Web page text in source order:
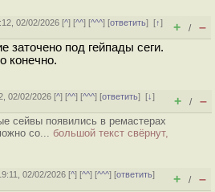
02/02/2026 [^] [^^] [^^^] [ответить][↑]
+ / –
заточено под гейпады сеги.
конечно.
02/02/2026 [^] [^^] [^^^] [ответить][↓]
+ / –
сейвы появились в ремастерах
со... большой текст свёрнут,
02/02/2026 [^] [^^] [^^^] [ответить]
+ / –